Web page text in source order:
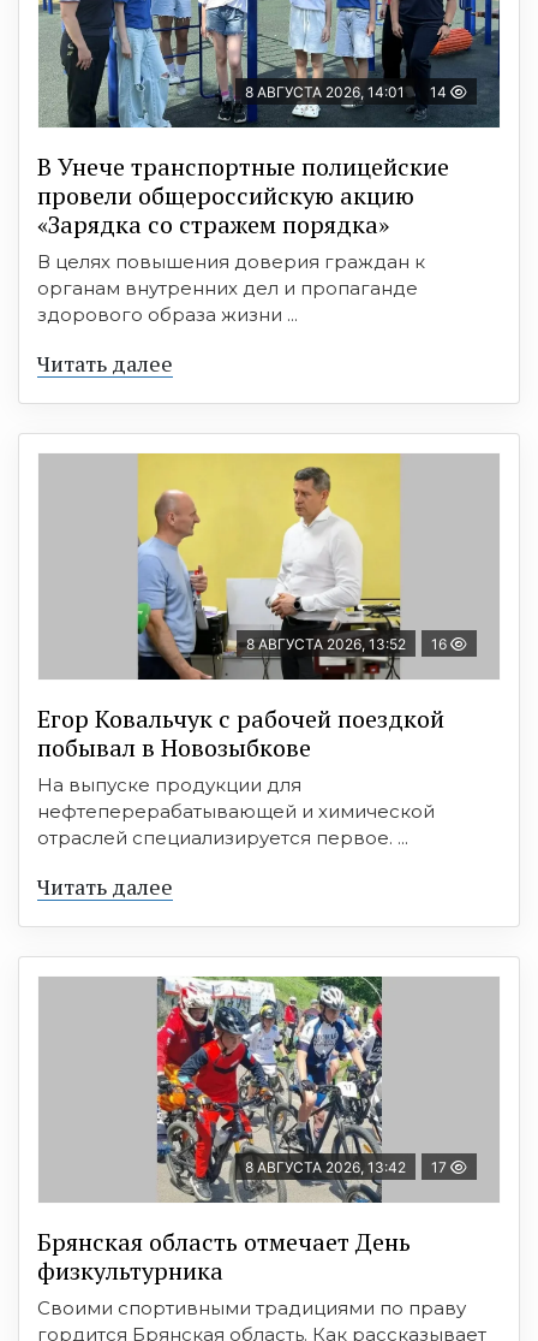
8 АВГУСТА 2026, 14:01 14
В Унече транспортные полицейские
провели общероссийскую акцию
«Зарядка со стражем порядка»
В целях повышения доверия граждан к
органам внутренних дел и пропаганде
здорового образа жизни ...
Читать далее
8 АВГУСТА 2026, 13:52 16
Егор Ковальчук с рабочей поездкой
побывал в Новозыбкове
На выпуске продукции для
нефтеперерабатывающей и химической
отраслей специализируется первое. ...
Читать далее
8 АВГУСТА 2026, 13:42 17
Брянская область отмечает День
физкультурника
Своими спортивными традициями по праву
гордится Брянская область. Как рассказывает